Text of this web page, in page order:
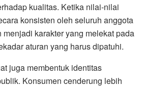
kualitas. Ketika nilai-nilai
konsisten oleh seluruh anggota
karakter yang melekat pada
aturan yang harus dipatuhi.
juga membentuk identitas
Konsumen cenderung lebih